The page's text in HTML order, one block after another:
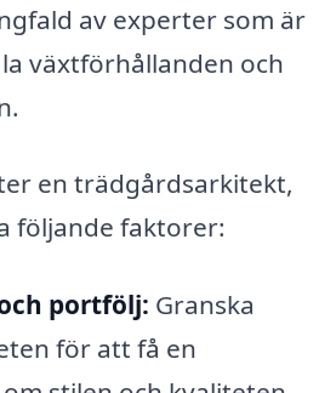
av experter som är
växtförhållanden och
en trädgårdsarkitekt,
följande faktorer:
portfölj: Granska
för att få en